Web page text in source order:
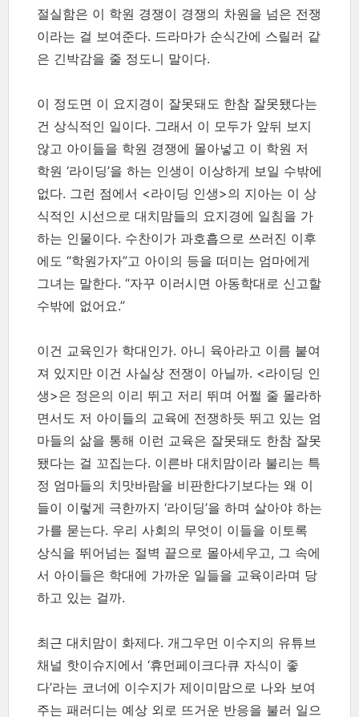
절실함은 이 학원 경쟁이 경쟁의 차원을 넘은 전쟁
이라는 걸 보여준다. 드라마가 순식간에 스릴러 같
은 긴박감을 줄 정도니 말이다.
이 정도면 이 요지경이 잘못돼도 한참 잘못됐다는
건 상식적인 일이다. 그래서 이 모두가 앞뒤 보지
않고 아이들을 학원 경쟁에 몰아넣고 이 학원 저
학원 ‘라이딩’을 하는 인생이 이상하게 보일 수밖에
없다. 그런 점에서 <라이딩 인생>의 지아는 이 상
식적인 시선으로 대치맘들의 요지경에 일침을 가
하는 인물이다. 수찬이가 과호흡으로 쓰러진 이후
에도 “학원가자”고 아이의 등을 떠미는 엄마에게
그녀는 말한다. “자꾸 이러시면 아동학대로 신고할
수밖에 없어요.”
이건 교육인가 학대인가. 아니 육아라고 이름 붙여
져 있지만 이건 사실상 전쟁이 아닐까. <라이딩 인
생>은 정은의 이리 뛰고 저리 뛰며 어쩔 줄 몰라하
면서도 저 아이들의 교육에 전쟁하듯 뛰고 있는 엄
마들의 삶을 통해 이런 교육은 잘못돼도 한참 잘못
됐다는 걸 꼬집는다. 이른바 대치맘이라 불리는 특
정 엄마들의 치맛바람을 비판한다기보다는 왜 이
들이 이렇게 극한까지 ‘라이딩’을 하며 살아야 하는
가를 묻는다. 우리 사회의 무엇이 이들을 이토록
상식을 뛰어넘는 절벽 끝으로 몰아세우고, 그 속에
서 아이들은 학대에 가까운 일들을 교육이라며 당
하고 있는 걸까.
최근 대치맘이 화제다. 개그우먼 이수지의 유튜브
채널 핫이슈지에서 ‘휴먼페이크다큐 자식이 좋
다’라는 코너에 이수지가 제이미맘으로 나와 보여
주는 패러디는 예상 외로 뜨거운 반응을 불러 일으